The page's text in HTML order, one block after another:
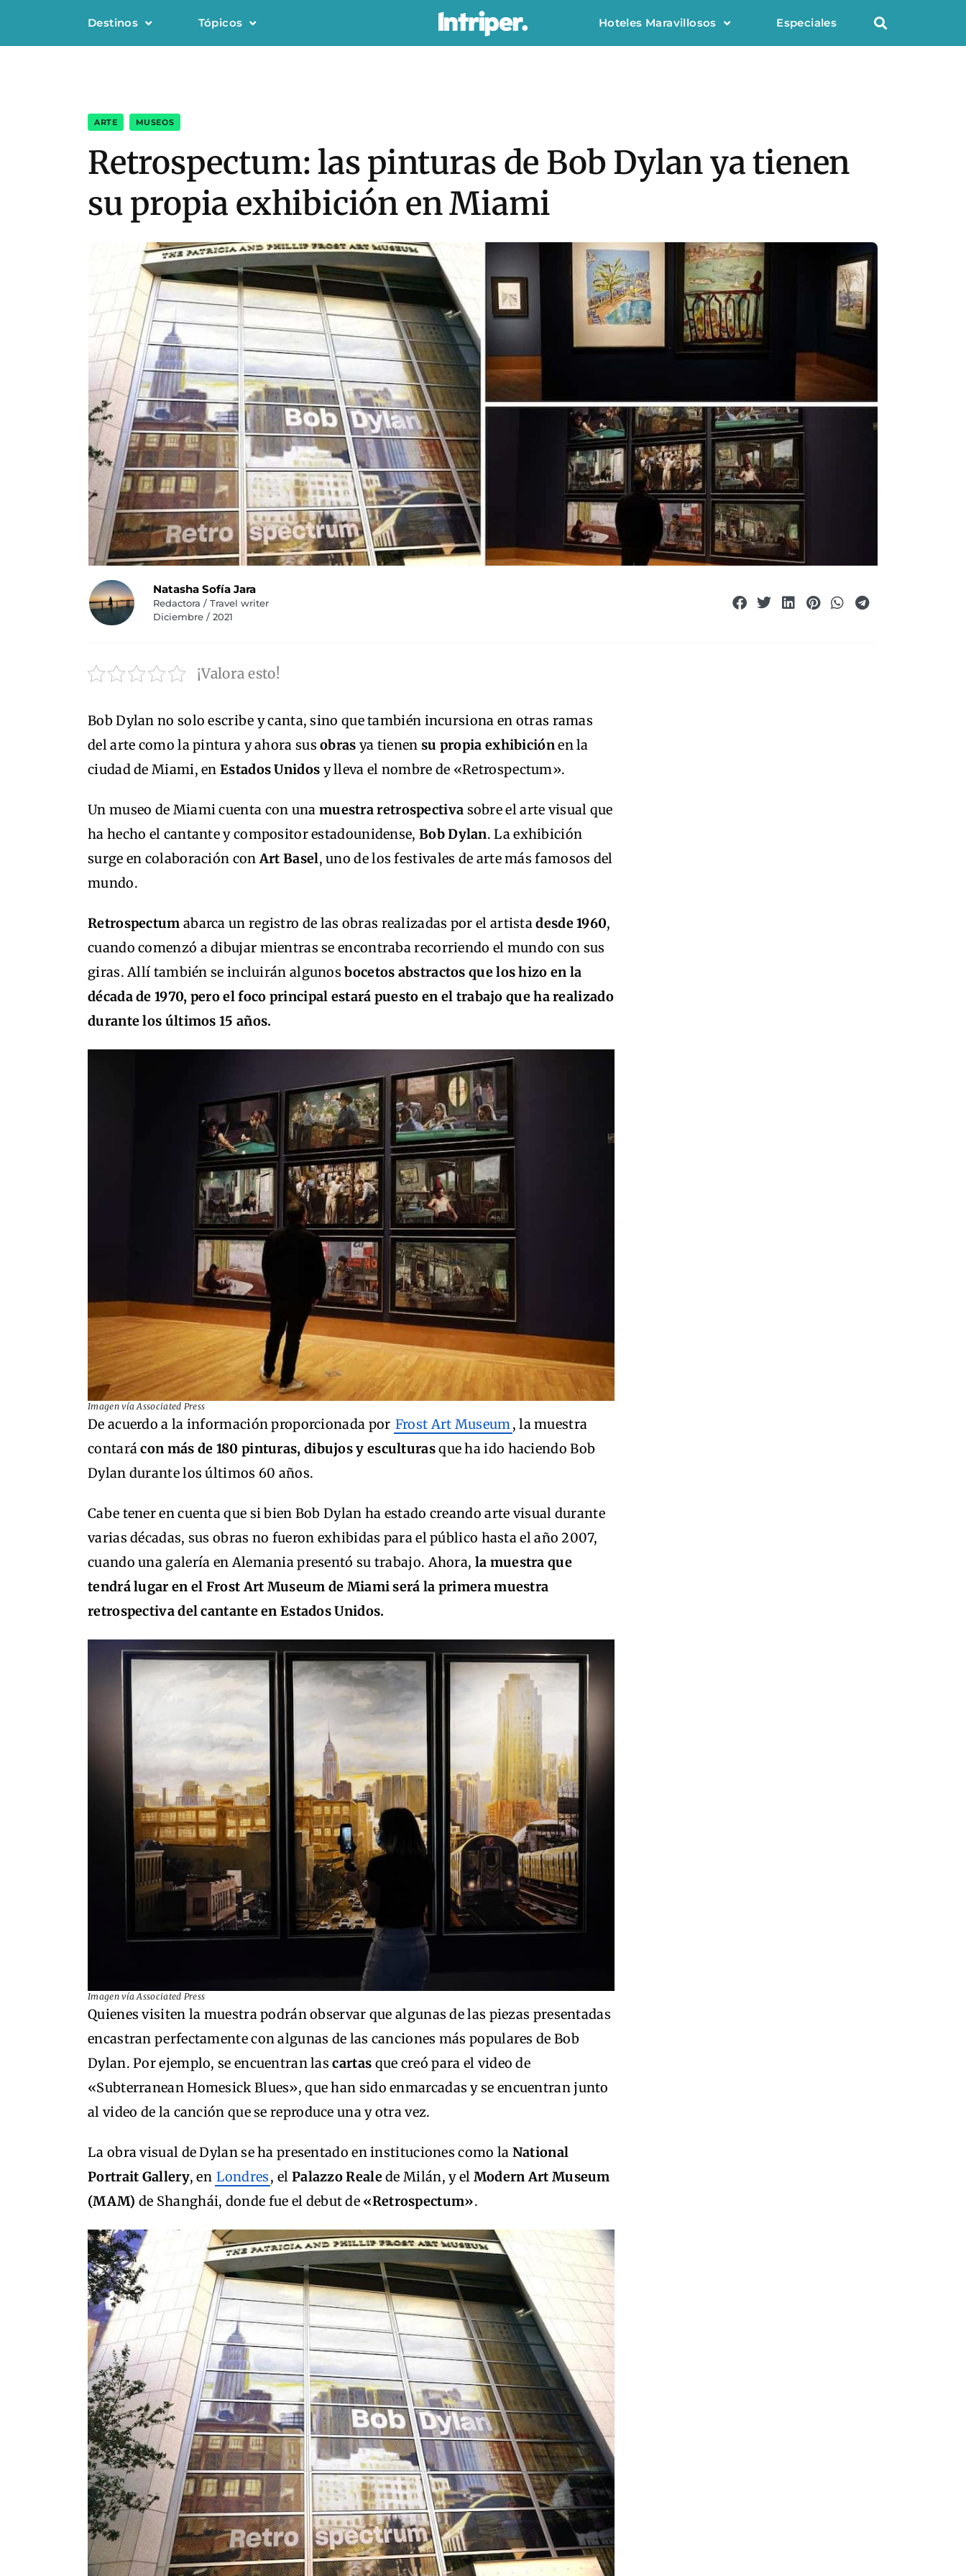
Destinos Tópicos Hoteles Maravillosos Especiales
ARTE MUSEOS
Retrospectum: las pinturas de Bob Dylan ya tienen
su propia exhibición en Miami
Natasha Sofía Jara
Redactora / Travel writer
Diciembre / 2021
¡Valora esto!
Bob Dylan no solo escribe y canta, sino que también incursiona en otras ramas
del arte como la pintura y ahora susobras ya tienen su propia exhibiciónen la
ciudad de Miami, en Estados Unidos y lleva el nombre de «Retrospectum».
Un museo de Miami cuenta con una muestra retrospectiva sobre el arte visual que
ha hecho el cantante y compositor estadounidense, Bob Dylan. La exhibición
surge en colaboración conArt Basel, uno de los festivales de arte más famosos del
mundo.
Retrospectum abarca un registro de las obras realizadas por el artistadesde 1960,
cuando comenzó a dibujar mientras se encontraba recorriendo el mundo con sus
giras. Allí también se incluirán algunosbocetos abstractos que los hizo en la
década de 1970, pero el foco principal estará puesto en el trabajo que ha realizado
durante los últimos 15 años.
Imagen vía Associated Press
De acuerdo a la información proporcionada por Frost Art Museum, la muestra
contarácon más de 180 pinturas, dibujos y esculturasque ha ido haciendo Bob
Dylan durante los últimos 60 años.
Cabe tener en cuenta que si bien Bob Dylan ha estado creando arte visual durante
varias décadas, sus obras no fueron exhibidas para el público hasta el año 2007,
cuando una galería en Alemania presentó su trabajo. Ahora, la muestra que
tendrá lugar en el Frost Art Museum de Miami será la primera muestra
retrospectiva del cantante en Estados Unidos.
Imagen vía Associated Press
Quienes visiten la muestra podrán observar que algunas de las piezas presentadas
encastran perfectamente con algunas de las canciones más populares de Bob
Dylan. Por ejemplo, se encuentran lascartas que creó para el video de
«Subterranean Homesick Blues», que han sido enmarcadas y se encuentran junto
al video de la canción que se reproduce una y otra vez.
La obra visual de Dylan se ha presentado en instituciones como la National
Portrait Gallery, en Londres, el Palazzo Realede Milán, y el Modern Art Museum
(MAM) de Shanghái, donde fue el debut de «Retrospectum».